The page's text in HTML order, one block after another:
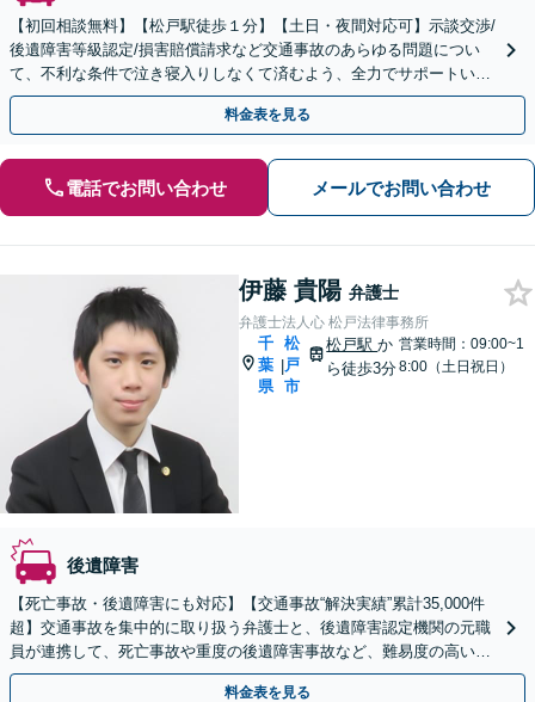
【初回相談無料】【松戸駅徒歩１分】【土日・夜間対応可】示談交渉/
後遺障害等級認定/損害賠償請求など交通事故のあらゆる問題につい
て、不利な条件で泣き寝入りしなくて済むよう、全力でサポートいた
します。
料金表を見る
電話でお問い合わせ メールでお問い合わせ
伊藤 貴陽 弁護士
弁護士法人心 松戸法律事務所
千
葉
県
|
松
戸
市
松戸駅か
ら徒歩3分
営業時間：09:00~1
8:00（土日祝日）
後遺障害
【死亡事故・後遺障害にも対応】【交通事故“解決実績”累計35,000件
超】交通事故を集中的に取り扱う弁護士と、後遺障害認定機関の元職
員が連携して、死亡事故や重度の後遺障害事故など、難易度の高い事
案についても対応させていただきます。
料金表を見る